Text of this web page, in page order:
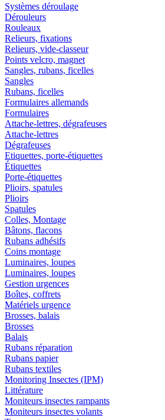
Systèmes déroulage
Dérouleurs
Rouleaux
Relieurs, fixations
Relieurs, vide-classeur
Points velcro, magnet
Sangles, rubans, ficelles
Sangles
Rubans, ficelles
Formulaires allemands
Formulaires
Attache-lettres, dégrafeuses
Attache-lettres
Dégrafeuses
Etiquettes, porte-étiquettes
Étiquettes
Porte-étiquettes
Plioirs, spatules
Plioirs
Spatules
Colles, Montage
Bâtons, flacons
Rubans adhésifs
Coins montage
Luminaires, loupes
Luminaires, loupes
Gestion urgences
Boîtes, coffrets
Matériels urgence
Brosses, balais
Brosses
Balais
Rubans réparation
Rubans papier
Rubans textiles
Monitoring Insectes (IPM)
Littérature
Moniteurs insectes rampants
Moniteurs insectes volants